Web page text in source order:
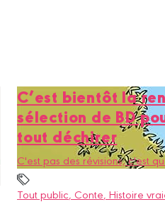
C’est bientôt la
sélection de BD
tout déchirer
C'est pas des révisions, c'est
Tout public, Conte, Histoire